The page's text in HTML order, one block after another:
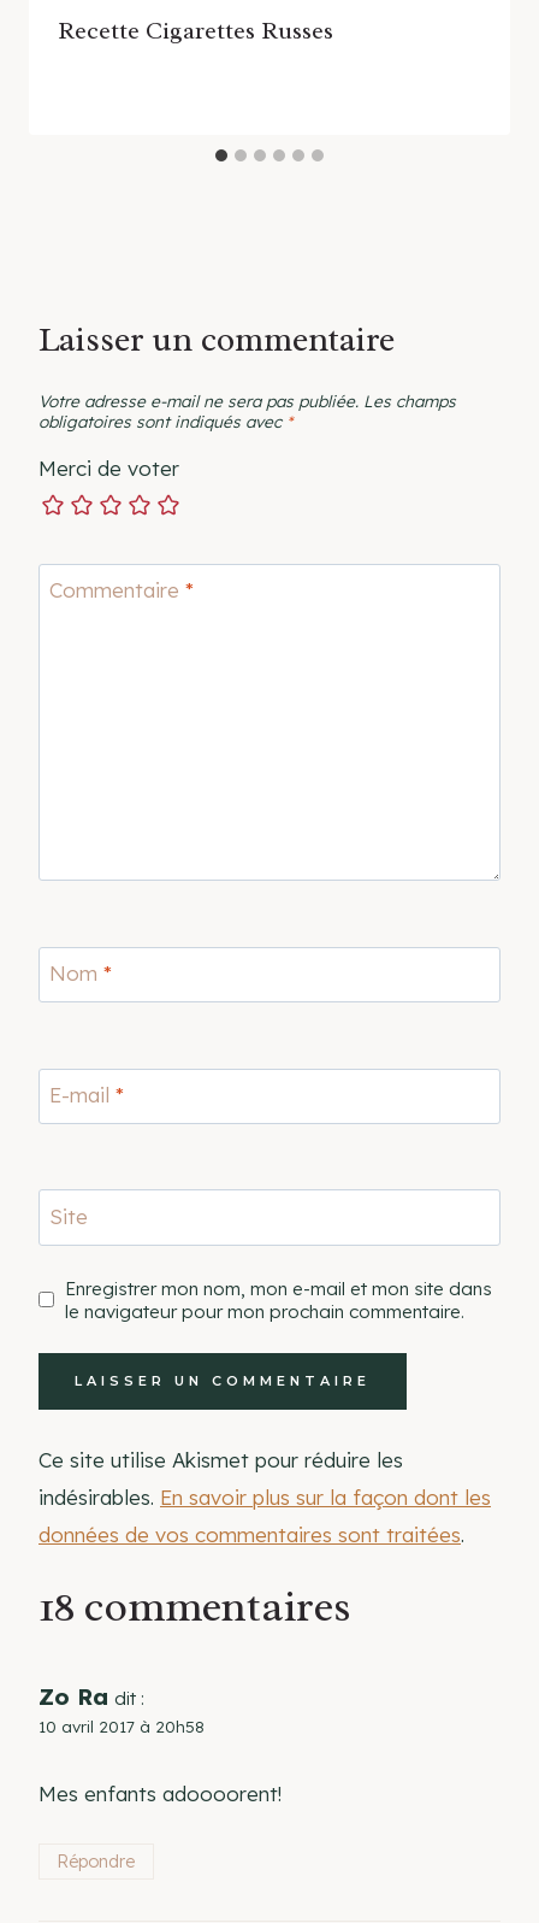
Recette Cigarettes Russes
Laisser un commentaire
Votre adresse e-mail ne sera pas publiée. Les champs
obligatoires sont indiqués avec *
Merci de voter
Commentaire *
Nom *
E-mail *
Site
Enregistrer mon nom, mon e-mail et mon site dans
le navigateur pour mon prochain commentaire.
Ce site utilise Akismet pour réduire les
indésirables. En savoir plus sur la façon dont les
données de vos commentaires sont traitées.
18 commentaires
Zo Ra dit :
10 avril 2017 à 20h58
Mes enfants adoooorent!
Répondre